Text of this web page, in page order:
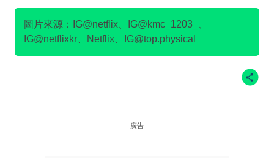
金民澈
圖片來源：IG@netflix、IG@kmc_1203_、
IG@netflixkr、Netflix、IG@top.physical
廣告